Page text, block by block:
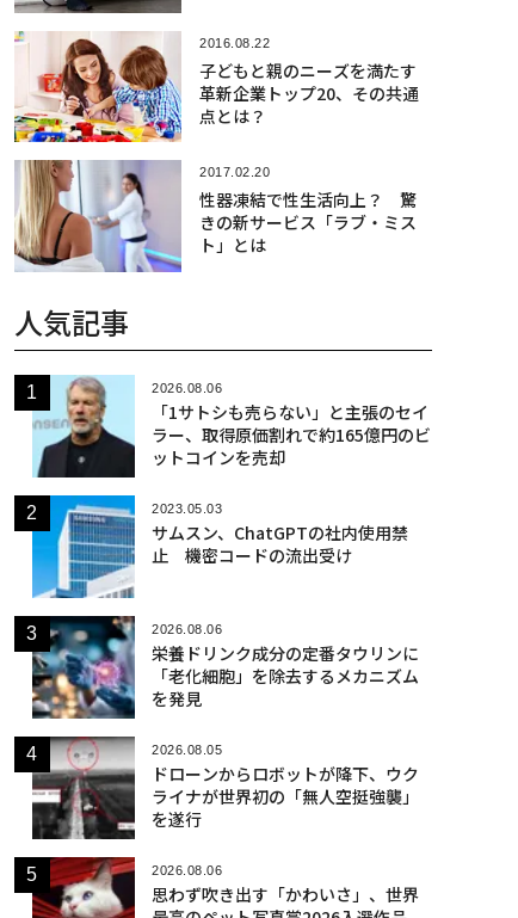
2016.08.22
子どもと親のニーズを満たす
革新企業トップ20、その共通
点とは？
2017.02.20
性器凍結で性生活向上？ 驚
きの新サービス「ラブ・ミス
ト」とは
人気記事
2026.08.06
「1サトシも売らない」と主張のセイ
ラー、取得原価割れで約165億円のビ
ットコインを売却
2023.05.03
サムスン、ChatGPTの社内使用禁
止 機密コードの流出受け
2026.08.06
栄養ドリンク成分の定番タウリンに
「老化細胞」を除去するメカニズム
を発見
2026.08.05
ドローンからロボットが降下、ウク
ライナが世界初の「無人空挺強襲」
を遂行
2026.08.06
思わず吹き出す「かわいさ」、世界